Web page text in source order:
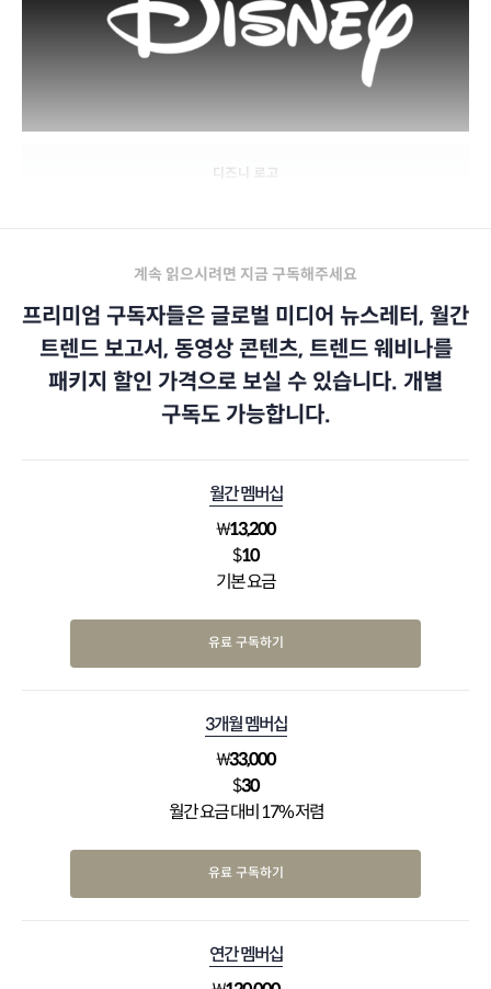
디즈니 로고
계속 읽으시려면 지금 구독해주세요
프리미엄 구독자들은 글로벌 미디어 뉴스레터, 월간
트렌드 보고서, 동영상 콘텐츠, 트렌드 웨비나를
패키지 할인 가격으로 보실 수 있습니다. 개별
구독도 가능합니다.
월간 멤버십
₩13,200
$10
기본 요금
유료 구독하기
3개월 멤버십
₩33,000
$30
월간 요금 대비 17% 저렴
유료 구독하기
연간 멤버십